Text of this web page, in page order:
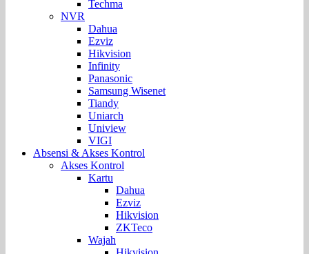
Techma
NVR
Dahua
Ezviz
Hikvision
Infinity
Panasonic
Samsung Wisenet
Tiandy
Uniarch
Uniview
VIGI
Absensi & Akses Kontrol
Akses Kontrol
Kartu
Dahua
Ezviz
Hikvision
ZKTeco
Wajah